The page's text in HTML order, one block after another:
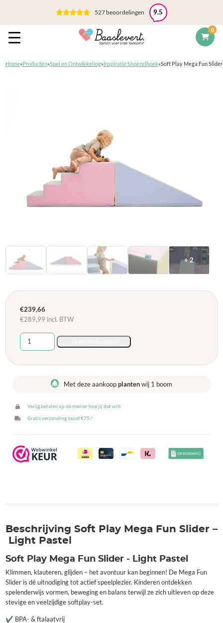
0
527 beoordelingen 9.5
Home»Producten»Spel en Ontwikkeling»Inspiratie Snoezelhoek»Soft Play Mega Fun
+ 2
€239,66
€289,99 incl. BTW
Soft
Play
Fun
aantal
Met deze aankoopplanten wij 1 boom
Veilig betalen op de manier hoe jij dat wilt
Gratis verzending vanaf €75,-*
Beschrijving Soft Play Mega Fun Slider –
Light Pastel
Soft Play Mega Fun Slider - Light Pastel
Klimmen, klauteren, glijden – het avontuur kan beginnen! De Mega Fun
Slider is dé uitnodiging tot actief speelplezier. Kinderen ontdekken
spelenderwijs vormen, beweging en balans terwijl ze zich uitleven op deze
stevige en veelzijdige softplay-set.
✔️ BPA- & ftalaatvrij